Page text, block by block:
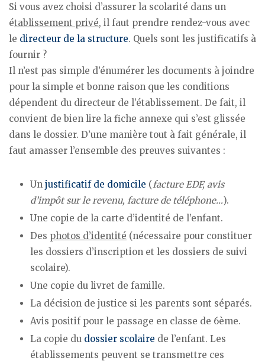
Si vous avez choisi d’assurer la scolarité dans un
établissement privé, il faut prendre rendez-vous avec
le directeur de la structure. Quels sont les justificatifs à
fournir ?
Il n’est pas simple d’énumérer les documents à joindre
pour la simple et bonne raison que les conditions
dépendent du directeur de l’établissement. De fait, il
convient de bien lire la fiche annexe qui s’est glissée
dans le dossier. D’une manière tout à fait générale, il
faut amasser l’ensemble des preuves suivantes :
Un justificatif de domicile (facture EDF, avis
d’impôt sur le revenu, facture de téléphone…).
Une copie de la carte d’identité de l’enfant.
Des photos d’identité (nécessaire pour constituer
les dossiers d’inscription et les dossiers de suivi
scolaire).
Une copie du livret de famille.
La décision de justice si les parents sont séparés.
Avis positif pour le passage en classe de 6ème.
La copie du dossier scolaire de l’enfant. Les
établissements peuvent se transmettre ces